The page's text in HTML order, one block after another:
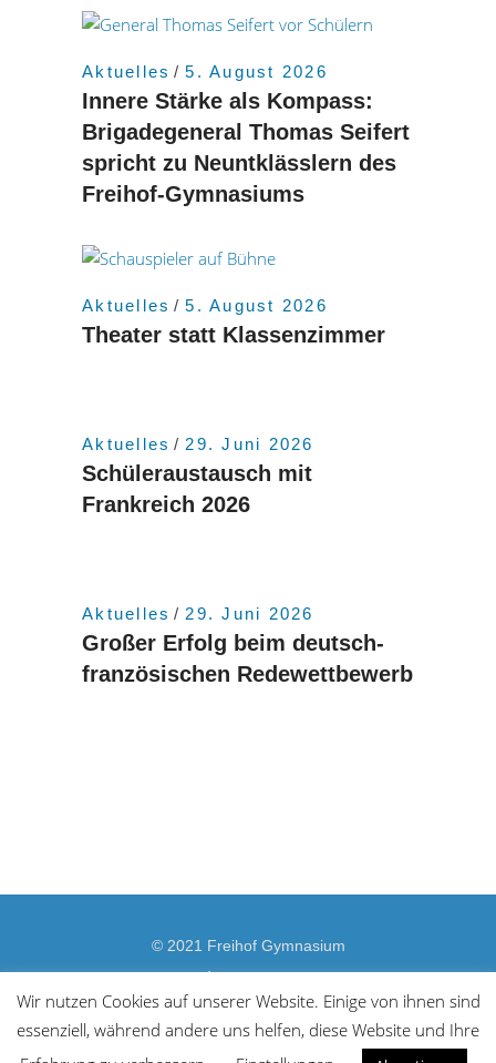
Aktuelles 5. August 2026
Innere Stärke als Kompass:
Brigadegeneral Thomas Seifert
spricht zu Neuntklässlern des
Freihof-Gymnasiums
Aktuelles 5. August 2026
Theater statt Klassenzimmer
Aktuelles 29. Juni 2026
Schüleraustausch mit
Frankreich 2026
Aktuelles 29. Juni 2026
Großer Erfolg beim deutsch-
französischen Redewettbewerb
© 2021 Freihof Gymnasium
Impressum
Wir nutzen Cookies auf unserer Website. Einige von ihnen sind
essenziell, während andere uns helfen, diese Website und Ihre